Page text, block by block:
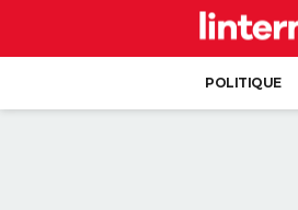
POLITIQUE